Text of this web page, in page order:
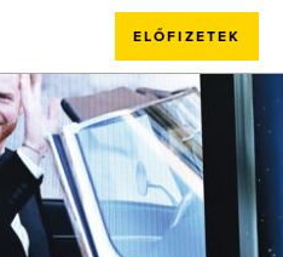
ELŐFIZETEK